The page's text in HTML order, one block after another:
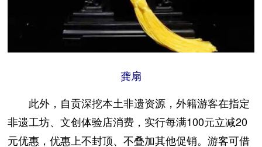
龚扇
此外，自贡深挖本土非遗资源，外籍游客在指定
非遗工坊、文创体验店消费，实行每满100元立减20
元优惠，优惠上不封顶、不叠加其他促销。游客可借